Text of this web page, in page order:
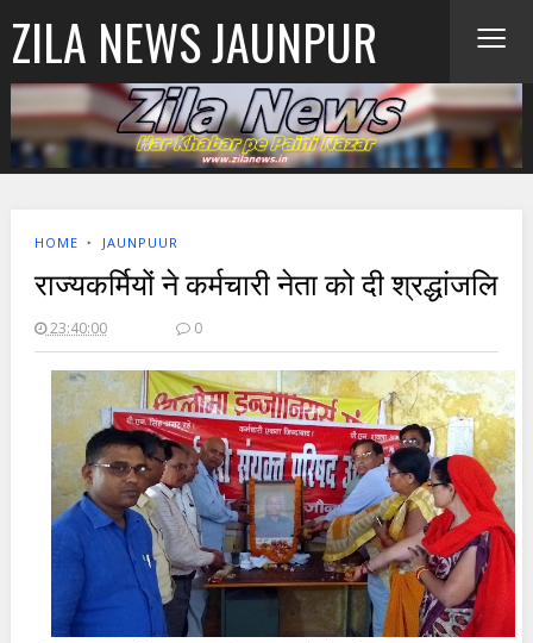
ZILA NEWS JAUNPUR ≡
HOME ‣ JAUNPUUR
राज्यकर्मियों ने कर्मचारी नेता को दी श्रद्धांजलि
23:40:00 0